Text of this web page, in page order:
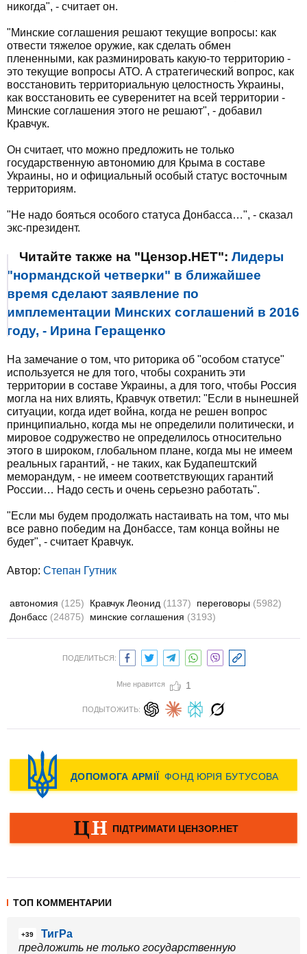
никогда", - считает он.
"Минские соглашения решают текущие вопросы: как
отвести тяжелое оружие, как сделать обмен
плененными, как разминировать какую-то территорию -
это текущие вопросы АТО. А стратегический вопрос, как
восстановить территориальную целостность Украины,
как восстановить ее суверенитет на всей территории -
Минские соглашения этого не решают", - добавил
Кравчук.
Он считает, что можно предложить не только
государственную автономию для Крыма в составе
Украины, но и официальный особый статус восточным
территориям.
"Не надо бояться особого статуса Донбасса…", - сказал
экс-президент.
Читайте также на "Цензор.НЕТ": Лидеры
"нормандской четверки" в ближайшее
время сделают заявление по
имплементации Минских соглашений в 2016
году, - Ирина Геращенко
На замечание о том, что риторика об "особом статусе"
используется не для того, чтобы сохранить эти
территории в составе Украины, а для того, чтобы Россия
могла на них влиять, Кравчук ответил: "Если в нынешней
ситуации, когда идет война, когда не решен вопрос
принципиально, когда мы не определили политически, и
мировое содружество не определилось относительно
этого в широком, глобальном плане, когда мы не имеем
реальных гарантий, - не таких, как Будапештский
меморандум, - не имеем соответствующих гарантий
России… Надо сесть и очень серьезно работать".
"Если мы будем продолжать настаивать на том, что мы
все равно победим на Донбассе, там конца войны не
будет", - считает Кравчук.
Автор: Степан Гутник
автономия (125) Кравчук Леонид (1137) переговоры (5982)
Донбасс (24875) минские соглашения (3193)
ПОДЕЛИТЬСЯ:
Мне нравится 1
ПОДЫТОЖИТЬ:
ТОП КОММЕНТАРИИ
+39
ТигРа
предложить не только государственную